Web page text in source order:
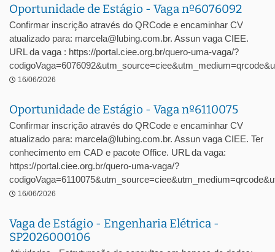
Oportunidade de Estágio - Vaga nº6076092
Confirmar inscrição através do QRCode e encaminhar CV
atualizado para: marcela@lubing.com.br. Assun vaga CIEE.
URL da vaga : https://portal.ciee.org.br/quero-uma-vaga/?
16/06/2026
Oportunidade de Estágio - Vaga nº6110075
Confirmar inscrição através do QRCode e encaminhar CV
atualizado para: marcela@lubing.com.br. Assun vaga CIEE. Ter
conhecimento em CAD e pacote Office. URL da vaga:
https://portal.ciee.org.br/quero-uma-vaga/?
16/06/2026
Vaga de Estágio - Engenharia Elétrica -
SP2026000106